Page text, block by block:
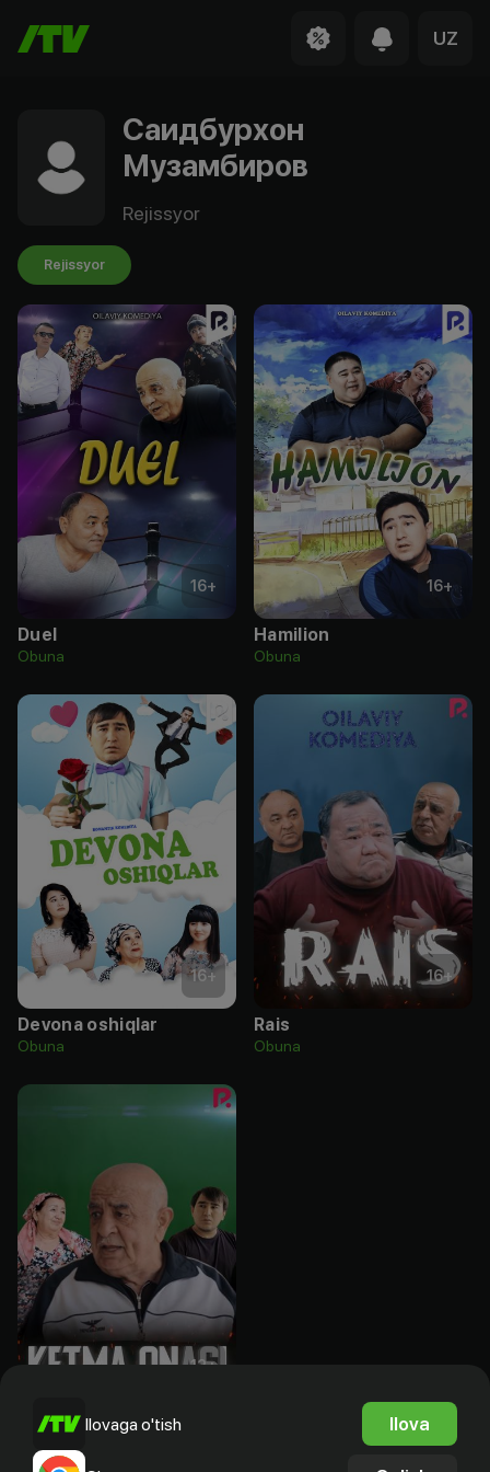
UZ
Саидбурхон
Музамбиров
Rejissyor
Rejissyor
16+
Duel
Obuna
16+
Hamilion
Obuna
16+
Devona oshiqlar
Obuna
16+
Rais
Obuna
12+
Ketma onasi
Obuna
Ilovaga o'tish Ilova